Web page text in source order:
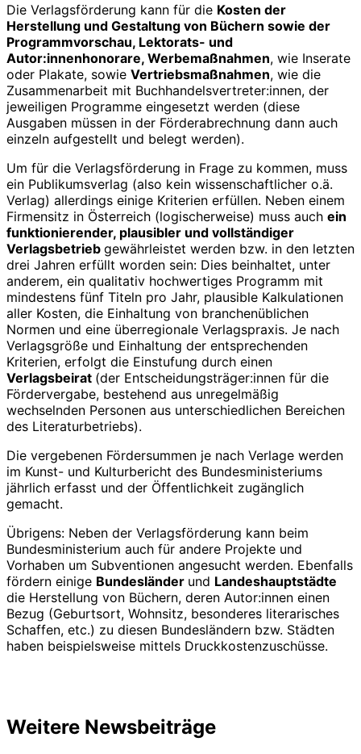
Die Verlagsförderung kann für die Kosten der
Herstellung und Gestaltung von Büchern sowie der
Programmvorschau, Lektorats- und
Autor:innenhonorare, Werbemaßnahmen, wie Inserate
oder Plakate, sowie Vertriebsmaßnahmen, wie die
Zusammenarbeit mit Buchhandelsvertreter:innen, der
jeweiligen Programme eingesetzt werden (diese
Ausgaben müssen in der Förderabrechnung dann auch
einzeln aufgestellt und belegt werden).
Um für die Verlagsförderung in Frage zu kommen, muss
ein Publikumsverlag (also kein wissenschaftlicher o.ä.
Verlag) allerdings einige Kriterien erfüllen. Neben einem
Firmensitz in Österreich (logischerweise) muss auch ein
funktionierender, plausibler und vollständiger
Verlagsbetrieb gewährleistet werden bzw. in den letzten
drei Jahren erfüllt worden sein: Dies beinhaltet, unter
anderem, ein qualitativ hochwertiges Programm mit
mindestens fünf Titeln pro Jahr, plausible Kalkulationen
aller Kosten, die Einhaltung von branchenüblichen
Normen und eine überregionale Verlagspraxis. Je nach
Verlagsgröße und Einhaltung der entsprechenden
Kriterien, erfolgt die Einstufung durch einen
Verlagsbeirat (der Entscheidungsträger:innen für die
Fördervergabe, bestehend aus unregelmäßig
wechselnden Personen aus unterschiedlichen Bereichen
des Literaturbetriebs).
Die vergebenen Fördersummen je nach Verlage werden
im Kunst- und Kulturbericht des Bundesministeriums
jährlich erfasst und der Öffentlichkeit zugänglich
gemacht.
Übrigens: Neben der Verlagsförderung kann beim
Bundesministerium auch für andere Projekte und
Vorhaben um Subventionen angesucht werden. Ebenfalls
fördern einige Bundesländer und Landeshauptstädte
die Herstellung von Büchern, deren Autor:innen einen
Bezug (Geburtsort, Wohnsitz, besonderes literarisches
Schaffen, etc.) zu diesen Bundesländern bzw. Städten
haben beispielsweise mittels Druckkostenzuschüsse.
Weitere Newsbeiträge